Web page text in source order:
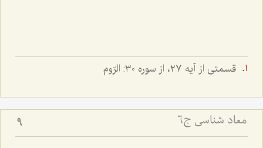
قسمتى از آيه ٢٧، از سوره ٣٠: الرّوم
معاد شناسی ج6 9